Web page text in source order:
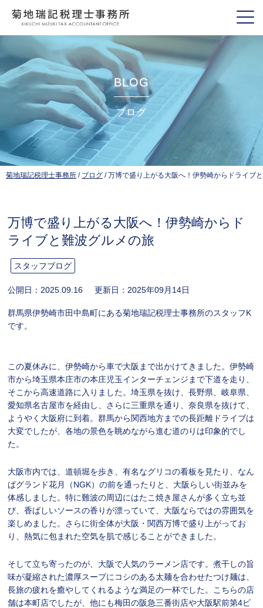
BLOG
ブログ
菊地瑞記税理士事務所 / ブログ /万博で盛り上がる大阪へ！伊勢崎からドライブ
万博で盛り上がる大阪へ！伊勢崎からド
ライブと難波グルメの旅
スタッフブログ
公開日： 2025.09.16 更新日： 2025年09月14日
群馬県伊勢崎市田中島町にある菊地瑞記税理士事務所のスタッフK
です。
この夏休みに、伊勢崎から車で大阪まで出かけてきました。伊勢崎
市から埼玉県本庄市の本庄児玉インターチェンジまで下道を走り、
そこから高速道路に入りました。埼玉県を抜け、長野県、岐阜県、
愛知県名古屋市を経由し、さらに三重県を通り、奈良県を抜けて、
ようやく大阪府に到着。群馬から関西地方までの長距離ドライブは
大変でしたが、各地の景色を眺めながら進む道のりは印象的でし
た。
大阪市内では、道頓堀を歩き、有名なグリコの看板を見たり、なん
ばグランド花月（NGK）の前を通ったりと、大阪らしい街並みを
体感しました。特に難波の周辺にはたこ焼き屋さんが多く立ち並
び、香ばしいソースの香りが漂っていて、大阪ならではの雰囲気を
楽しめました。さらに街全体が大阪・関西万博で盛り上がってお
り、熱気に包まれた空気を肌で感じることができました。
そして立ち寄ったのが、大阪で人気のラーメン店です。煮干しの旨
味が凝縮された濃厚スープにコシのある太麺を合わせたつけ麺は、
長旅の疲れを癒やしてくれるような満足の一杯でした。こちらの店
舗は本町店でしたが、他にも梅田の阪急三番街店や大阪駅前第4ビ